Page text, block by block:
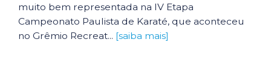
muito bem representada na IV Etapa
Campeonato Paulista de Karaté, que aconteceu
no Grêmio Recreat... [saiba mais]